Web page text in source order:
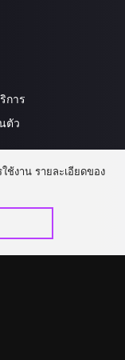
การ
ตัว
ช้งาน รายละเอียดของ